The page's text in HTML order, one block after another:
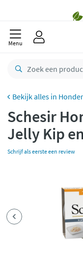
Menu
Schesir
Jelly Kip
Schrijf als eerste een review